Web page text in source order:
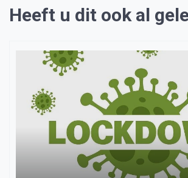
Heeft u dit ook al